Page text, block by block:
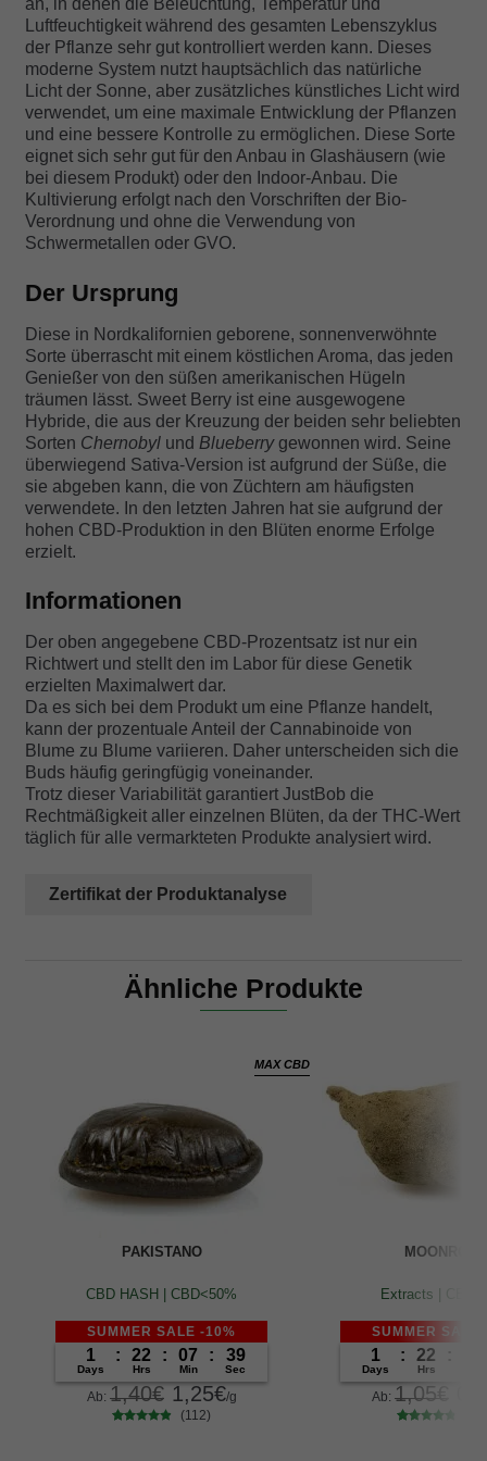
an, in denen die Beleuchtung, Temperatur und
Luftfeuchtigkeit während des gesamten Lebenszyklus
der Pflanze sehr gut kontrolliert werden kann. Dieses
moderne System nutzt hauptsächlich das natürliche
Licht der Sonne, aber zusätzliches künstliches Licht wird
verwendet, um eine maximale Entwicklung der Pflanzen
und eine bessere Kontrolle zu ermöglichen. Diese Sorte
eignet sich sehr gut für den Anbau in Glashäusern (wie
bei diesem Produkt) oder den Indoor-Anbau. Die
Kultivierung erfolgt nach den Vorschriften der Bio-
Verordnung und ohne die Verwendung von
Schwermetallen oder GVO.
Der Ursprung
Diese in Nordkalifornien geborene, sonnenverwöhnte
Sorte überrascht mit einem köstlichen Aroma, das jeden
Genießer von den süßen amerikanischen Hügeln
träumen lässt. Sweet Berry ist eine ausgewogene
Hybride, die aus der Kreuzung der beiden sehr beliebten
Sorten Chernobylund Blueberrygewonnen wird. Seine
überwiegend Sativa-Version ist aufgrund der Süße, die
sie abgeben kann, die von Züchtern am häufigsten
verwendete. In den letzten Jahren hat sie aufgrund der
hohen CBD-Produktion in den Blüten enorme Erfolge
erzielt.
Informationen
Der oben angegebene CBD-Prozentsatz ist nur ein
Richtwert und stellt den im Labor für diese Genetik
erzielten Maximalwert dar.
Da es sich bei dem Produkt um eine Pflanze handelt,
kann der prozentuale Anteil der Cannabinoide von
Blume zu Blume variieren. Daher unterscheiden sich die
Buds häufig geringfügig voneinander.
Trotz dieser Variabilität garantiert JustBob die
Rechtmäßigkeit aller einzelnen Blüten, da der THC-Wert
täglich für alle vermarkteten Produkte analysiert wird.
Zertifikat der Produktanalyse
Ähnliche Produkte
MAX CBD
PAKISTANO
CBD HASH | CBD<50%
SUMMER SALE -10%
1
Days
: 22
Hrs
: 07
Min
: 39
Sec
Ab: 1,40€ 1,25€/g
(112)
Extracts |
SUMMER SALE
1
Days
: 22
Hrs
Ab: 1,05